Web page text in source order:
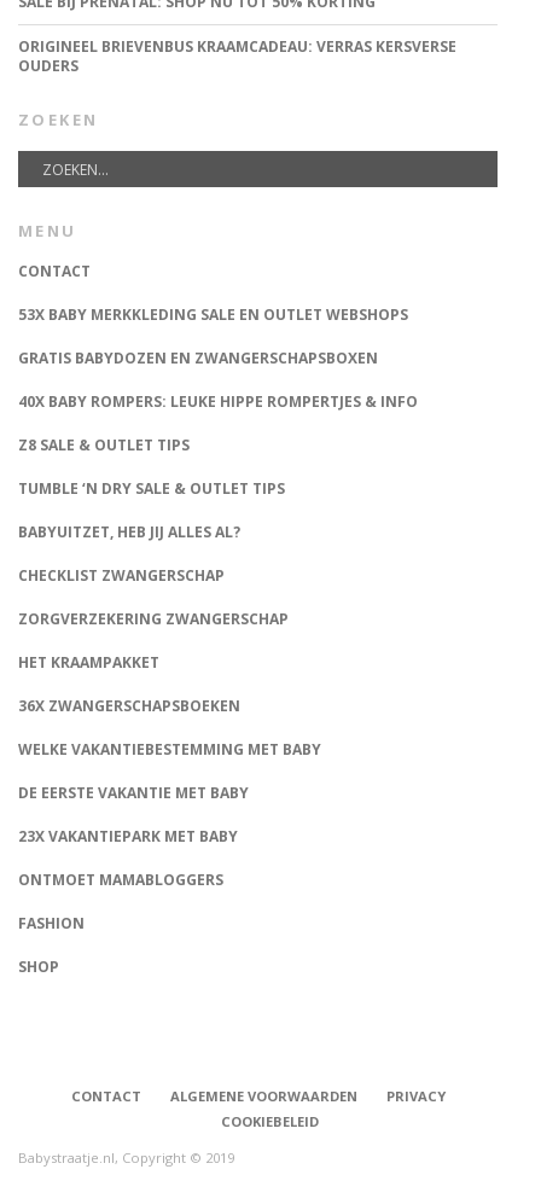
ORIGINEEL BRIEVENBUS KRAAMCADEAU: VERRAS KERSVERSE
OUDERS
ZOEKEN
MENU
CONTACT
53X BABY MERKKLEDING SALE EN OUTLET WEBSHOPS
GRATIS BABYDOZEN EN ZWANGERSCHAPSBOXEN
40X BABY ROMPERS: LEUKE HIPPE ROMPERTJES & INFO
Z8 SALE & OUTLET TIPS
TUMBLE ‘N DRY SALE & OUTLET TIPS
BABYUITZET, HEB JIJ ALLES AL?
CHECKLIST ZWANGERSCHAP
ZORGVERZEKERING ZWANGERSCHAP
HET KRAAMPAKKET
36X ZWANGERSCHAPSBOEKEN
WELKE VAKANTIEBESTEMMING MET BABY
DE EERSTE VAKANTIE MET BABY
23X VAKANTIEPARK MET BABY
ONTMOET MAMABLOGGERS
FASHION
SHOP
CONTACT ALGEMENE VOORWAARDEN
PRIVACY
COOKIEBELEID
Babystraatje.nl, Copyright © 2019